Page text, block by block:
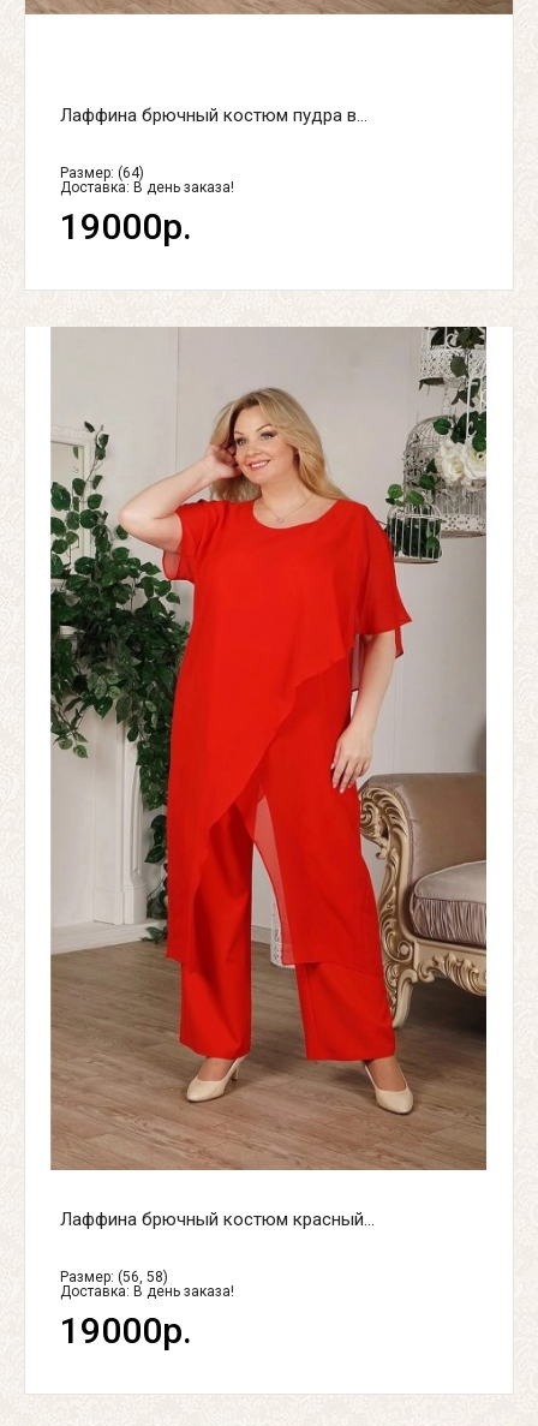
Лаффина брючный костюм пудра в...
Размер: (64)
Доставка: В день заказа!
19000р.
Лаффина брючный костюм красный...
Размер: (56, 58)
Доставка: В день заказа!
19000р.